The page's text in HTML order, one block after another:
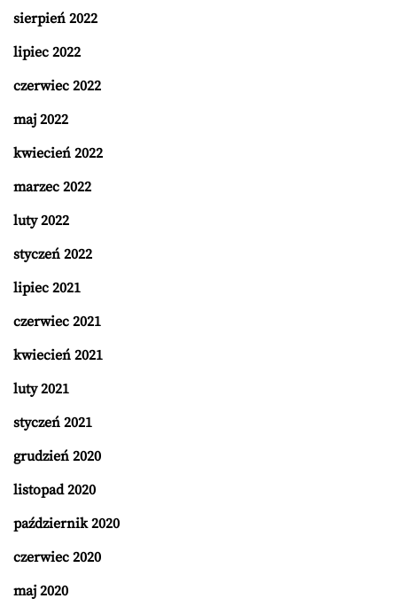
sierpień 2022
lipiec 2022
czerwiec 2022
maj 2022
kwiecień 2022
marzec 2022
luty 2022
styczeń 2022
lipiec 2021
czerwiec 2021
kwiecień 2021
luty 2021
styczeń 2021
grudzień 2020
listopad 2020
październik 2020
czerwiec 2020
maj 2020